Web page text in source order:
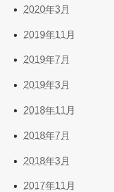
2020年3月
2019年11月
2019年7月
2019年3月
2018年11月
2018年7月
2018年3月
2017年11月